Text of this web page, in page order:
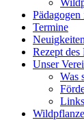
Termine
Neuigkeiten
Rezept des
Unser
Was